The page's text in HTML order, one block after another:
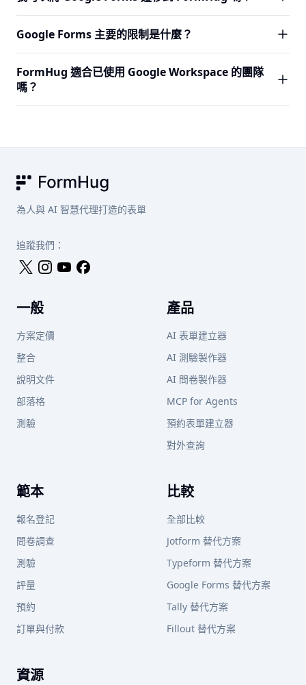
需要品牌化表單、卡片版面、付款、預約、進階測驗結果、
30+ 欄位類型或任何 AI 輔助時，它就顯得力不從心了。一旦
你的需求超出簡單收集，FormHug 是更合適的選擇。
開的 Google Form URL 作為參考，讓 FormHug 用 AI 生成
新版本。標準欄位類型和基本邏輯能很好地轉移；複雜的自
訂設定在發布前可能需要手動清理。
Google Forms 主要的限制是什麼？
FormHug 的 30+、固定版面且品牌控制有限、無付款欄
位、不支援預約、無 AI 建立器、沒有證書或雷達圖報告的基
本測驗計分，以及沒有對外查詢。對於簡單問卷它很管用，
FormHug 適合已使用 Google Workspace 的團隊
嗎？
FormHug 提交記錄匯出為 CSV。原生試算表整合是 Google
的團隊至關重要，在切換前請將其納入考量。
為人與 AI 智慧代理打造的表單
追蹤我們：
一般
方案定價
整合
說明文件
部落格
測驗
產品
AI 表單建立器
AI 測驗製作器
AI 問卷製作器
MCP for Agents
預約表單建立器
對外查詢
範本
報名登記
問卷調查
測驗
評量
預約
訂單與付款
比較
全部比較
Jotform 替代方案
Typeform 替代方案
Google Forms 替代方案
Tally 替代方案
Fillout 替代方案
資源